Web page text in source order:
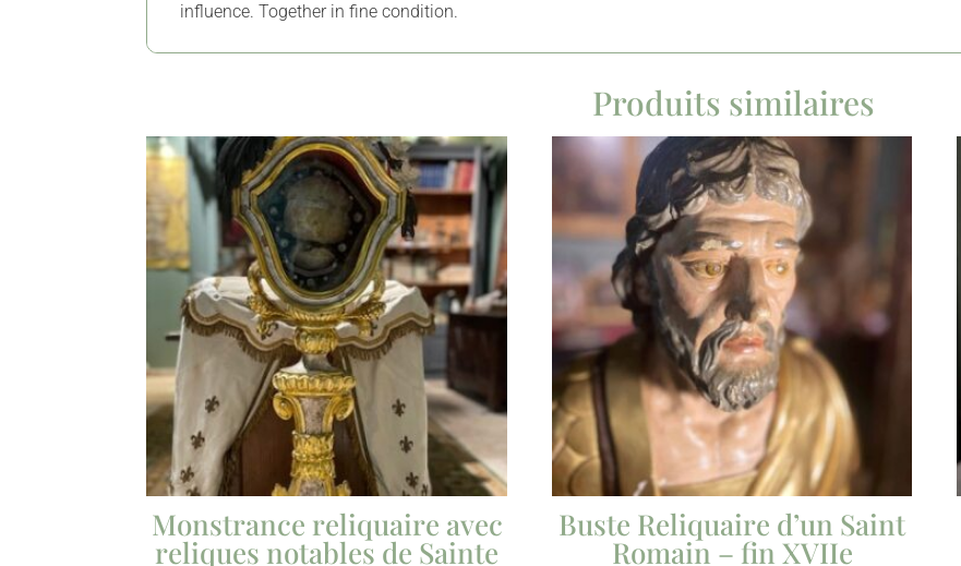
influence. Together in fine condition.
Produits similaires
Monstrance reliquaire avec
reliques notables de Sainte
Buste Reliquaire d’un Saint
Romain – fin XVIIe